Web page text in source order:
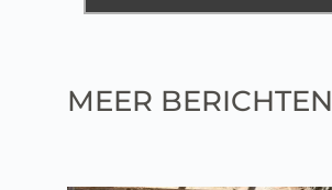
MEER BERICHTEN